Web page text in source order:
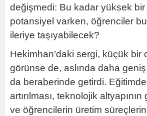
değişmedi: Bu kadar yüksek bir
potansiyel varken, öğrenciler
ileriye taşıyabilecek?
Hekimhan’daki sergi, küçük bir
görünse de, aslında daha geniş
da beraberinde getirdi. Eğitimde
artırılması, teknolojik
ve öğrencilerin üretim